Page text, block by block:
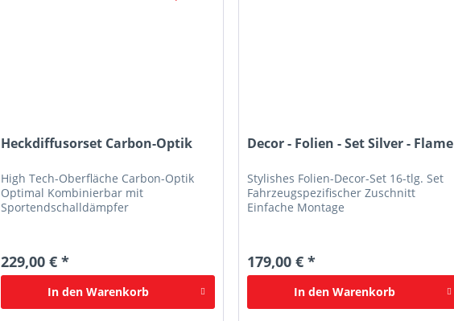
Heckdiffusorset Carbon-Optik
High Tech-Oberfläche Carbon-Optik
Optimal Kombinierbar mit
Sportendschalldämpfer
229,00 € *
In den Warenkorb
Decor - Folien - Set Silver - Flame
Stylishes Folien-Decor-Set 16-tlg. Set
Fahrzeugspezifischer Zuschnitt
Einfache Montage
179,00 € *
In den Warenkorb